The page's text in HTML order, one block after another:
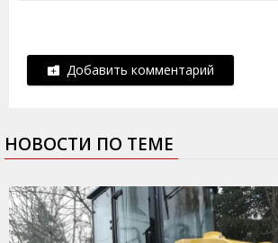
Добавить комментарий
НОВОСТИ ПО ТЕМЕ